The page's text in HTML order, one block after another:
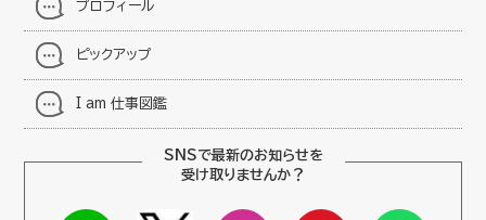
プロフィール
ピックアップ
I am 仕事図鑑
SNSで最新のお知らせを
受け取りませんか？